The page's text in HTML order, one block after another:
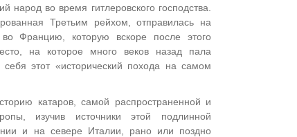
народ во время гитлеровского господства.
Третьим рейхом, отправилась на
во Францию, которую вскоре после этого
на которое много веков назад пала
этот «исторический похода на самом
катаров, самой распространенной и
изучив источники этой подлинной
и на севере Италии, рано или поздно